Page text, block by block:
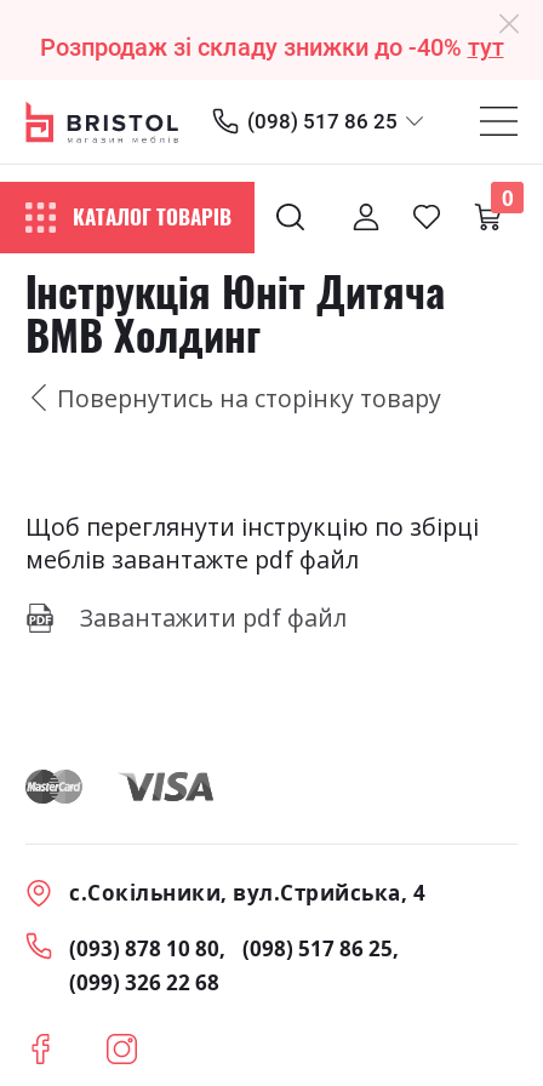
Розпродаж зі складу знижки до -40% тут
(098) 517 86 25
КАТАЛОГ ТОВАРІВ
0
Інструкція Юніт Дитяча
ВМВ Холдинг
Повернутись на сторінку товару
Щоб переглянути інструкцію по збірці
меблів завантажте pdf файл
Завантажити pdf файл
с.Сокільники, вул.Стрийська, 4
(093) 878 10 80
(098) 517 86 25
(099) 326 22 68